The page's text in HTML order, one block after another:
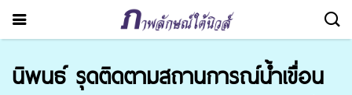
นิพนธ์ รุดติดตามสถานการณ์น้ำเขื่อน